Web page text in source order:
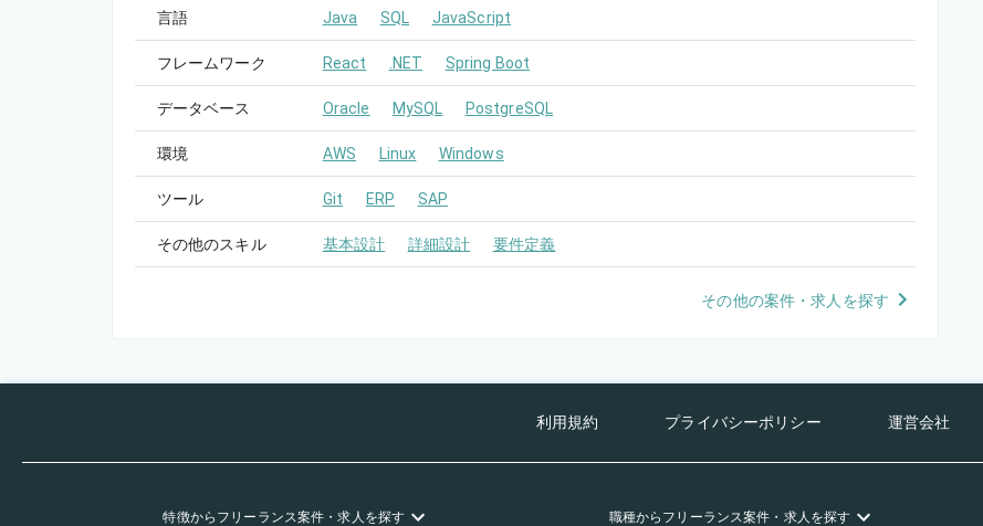
言語 Java SQL JavaScript
フレームワーク React .NET Spring Boot
データベース Oracle MySQL PostgreSQL
環境 AWS Linux Windows
ツール Git ERP SAP
その他のスキル 基本設計 詳細設計 要件定義
その他の案件・求人を探す
利用規約 プライバシーポリシー 運営会社
特徴からフリーランス案件・求人を探す 職種からフリーランス案件・求人を探す